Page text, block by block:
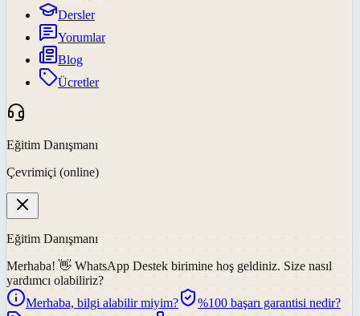
Dersler
Yorumlar
Blog
Ücretler
Eğitim Danışmanı
Çevrimiçi (online)
Eğitim Danışmanı
Merhaba! 👋 WhatsApp Destek birimine hoş geldiniz. Size nasıl
yardımcı olabiliriz?
Merhaba, bilgi alabilir miyim?
%100 başarı garantisi nedir?